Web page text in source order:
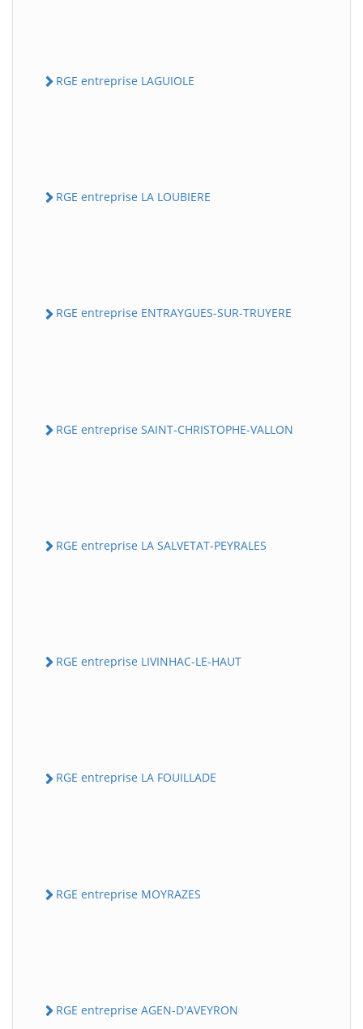
RGE entreprise LAGUIOLE
RGE entreprise LA LOUBIERE
RGE entreprise ENTRAYGUES-SUR-TRUYERE
RGE entreprise SAINT-CHRISTOPHE-VALLON
RGE entreprise LA SALVETAT-PEYRALES
RGE entreprise LIVINHAC-LE-HAUT
RGE entreprise LA FOUILLADE
RGE entreprise MOYRAZES
RGE entreprise AGEN-D'AVEYRON